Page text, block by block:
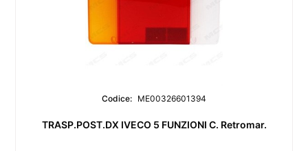
Codice: ME00326601394
TRASP.POST.DX IVECO 5 FUNZIONI C. Retromar.